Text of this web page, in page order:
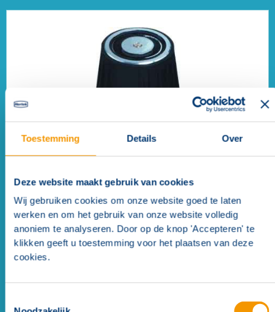
Toestemming Details Over
Deze website maakt gebruik van cookies
Wij gebruiken cookies om onze website goed te laten
werken en om het gebruik van onze website volledig
anoniem te analyseren. Door op de knop 'Accepteren' te
klikken geeft u toestemming voor het plaatsen van deze
cookies.
Deurmagneet GT50R081.01 65 mm